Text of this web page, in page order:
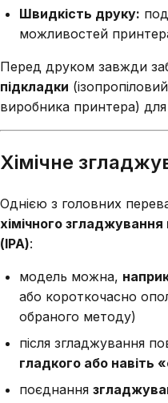
Швидкість друку:
можливостей
Перед друком завжди
підкладки
виробника принтера) для
Хімічне
Однією з головних
хімічного згладжування
(IPA):
модель можна,
або короткочасно
обраного методу)
після згладжування
гладкого або навіть
поєднання